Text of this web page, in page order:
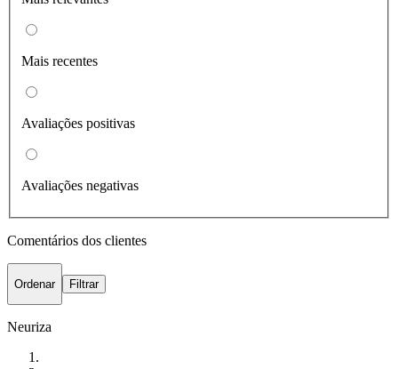
Mais recentes
Avaliações positivas
Avaliações negativas
Comentários dos clientes
Ordenar Filtrar
Neuriza